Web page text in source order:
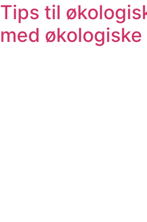
Tips til
med